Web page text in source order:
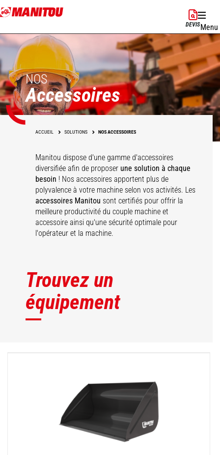
Aller
au
principal
DEVISMenu
NOS
Accessoires
ACCUEIL SOLUTIONS NOS ACCESSOIRES
Manitou dispose d'une gamme d'accessoires
diversifiée afin de proposer une solution à chaque
besoin ! Nos accessoires apportent plus de
polyvalence à votre machine selon vos activités. Les
accessoires Manitou sont certifiés pour offrir la
meilleure productivité du couple machine et
accessoire ainsi qu'une sécurité optimale pour
l'opérateur et la machine.
Trouvez un
équipement